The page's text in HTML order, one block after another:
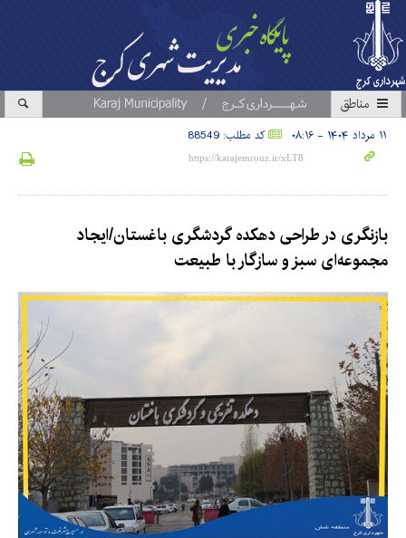
مناطق
۱۱ مرداد ۱۴۰۴ - ۰۸:۱۶ کد مطلب: 88549
بازنگری در طراحی دهکده گردشگری باغستان/ایجاد
مجموعه‌ای سبز و سازگار با طبیعت